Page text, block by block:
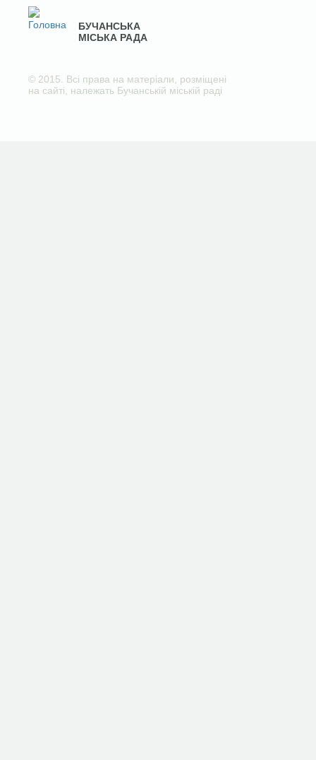
БУЧАНСЬКА
МІСЬКА РАДА
© 2015. Всі права на матеріали, розміщені
на сайті, належать Бучанській міській раді